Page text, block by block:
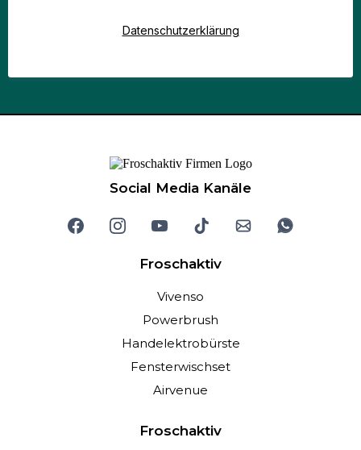
Datenschutzerklärung
Social Media Kanäle
Froschaktiv
Vivenso
Powerbrush
Handelektrobürste
Fensterwischset
Airvenue
Froschaktiv